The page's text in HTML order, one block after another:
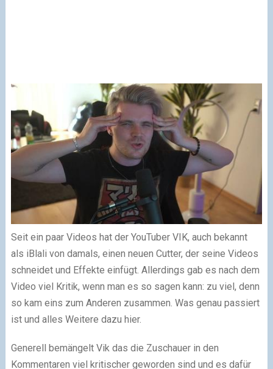
Seit ein paar Videos hat der YouTuber VIK, auch bekannt
als iBlali von damals, einen neuen Cutter, der seine Videos
schneidet und Effekte einfügt. Allerdings gab es nach dem
Video viel Kritik, wenn man es so sagen kann: zu viel, denn
so kam eins zum Anderen zusammen. Was genau passiert
ist und alles Weitere dazu hier.
Generell bemängelt Vik das die Zuschauer in den
Kommentaren viel kritischer geworden sind und es dafür